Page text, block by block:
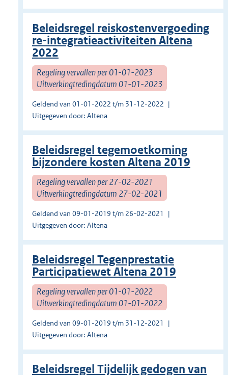
Beleidsregel reiskostenvergoeding
re-integratieactiviteiten Altena
2022
Regeling vervallen per 01-01-2023
Uitwerkingtredingdatum 01-01-2023
Geldend van 01-01-2022 t/m 31-12-2022
Uitgegeven door: Altena
Beleidsregel tegemoetkoming
bijzondere kosten Altena 2019
Regeling vervallen per 27-02-2021
Uitwerkingtredingdatum 27-02-2021
Geldend van 09-01-2019 t/m 26-02-2021
Uitgegeven door: Altena
Beleidsregel Tegenprestatie
Participatiewet Altena 2019
Regeling vervallen per 01-01-2022
Uitwerkingtredingdatum 01-01-2022
Geldend van 09-01-2019 t/m 31-12-2021
Uitgegeven door: Altena
Beleidsregel Tijdelijk gedogen van